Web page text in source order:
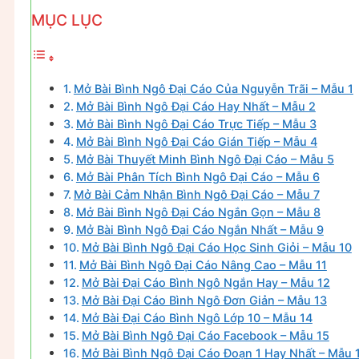
MỤC LỤC
Mở Bài Bình Ngô Đại Cáo Của Nguyễn Trãi – Mẫu 1
Mở Bài Bình Ngô Đại Cáo Hay Nhất – Mẫu 2
Mở Bài Bình Ngô Đại Cáo Trực Tiếp – Mẫu 3
Mở Bài Bình Ngô Đại Cáo Gián Tiếp – Mẫu 4
Mở Bài Thuyết Minh Bình Ngô Đại Cáo – Mẫu 5
Mở Bài Phân Tích Bình Ngô Đại Cáo – Mẫu 6
Mở Bài Cảm Nhận Bình Ngô Đại Cáo – Mẫu 7
Mở Bài Bình Ngô Đại Cáo Ngắn Gọn – Mẫu 8
Mở Bài Bình Ngô Đại Cáo Ngắn Nhất – Mẫu 9
Mở Bài Bình Ngô Đại Cáo Học Sinh Giỏi – Mẫu 10
Mở Bài Bình Ngô Đại Cáo Nâng Cao – Mẫu 11
Mở Bài Đại Cáo Bình Ngô Ngắn Hay – Mẫu 12
Mở Bài Đại Cáo Bình Ngô Đơn Giản – Mẫu 13
Mở Bài Đại Cáo Bình Ngô Lớp 10 – Mẫu 14
Mở Bài Bình Ngô Đại Cáo Facebook – Mẫu 15
Mở Bài Bình Ngô Đại Cáo Đoạn 1 Hay Nhất – Mẫu